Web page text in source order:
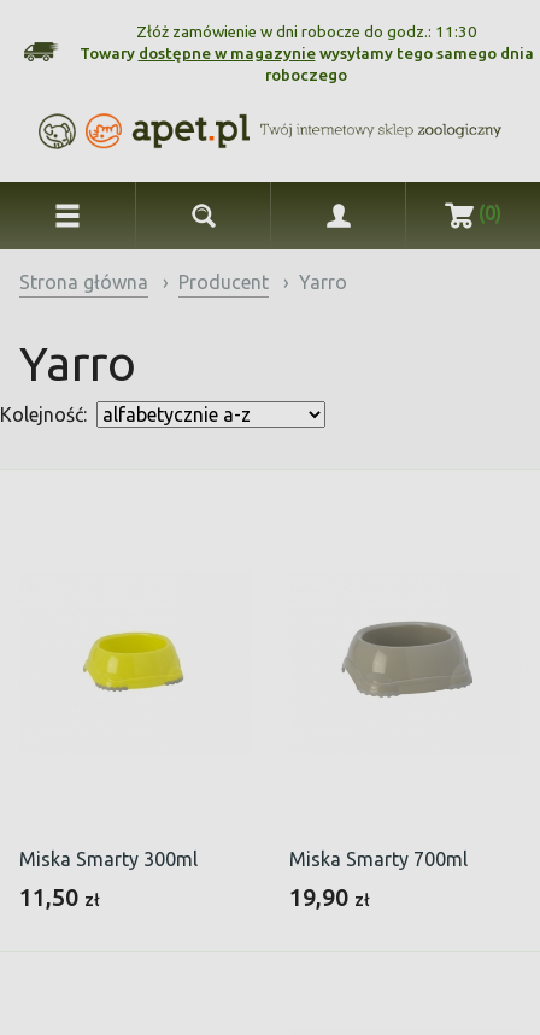
Złóż zamówienie w dni robocze do godz.: 11:30
Towary dostępne w magazyniewysyłamy tego samego dnia
roboczego
(0)
Strona główna › Producent › Yarro
Yarro
Kolejność:
Miska Smarty 300ml
11,50 zł
Miska Smarty 700ml
19,90 zł